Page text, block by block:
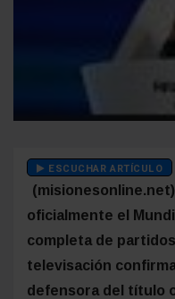
ESCUCHAR ARTÍCULO
oficialmente el
completa de
televisación
defensora del título